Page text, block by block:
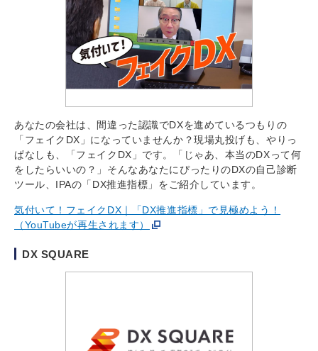
あなたの会社は、間違った認識でDXを進めているつもりの
「フェイクDX」になっていませんか？現場丸投げも、やりっ
ぱなしも、「フェイクDX」です。「じゃあ、本当のDXって何
をしたらいいの？」そんなあなたにぴったりのDXの自己診断
ツール、IPAの「DX推進指標」をご紹介しています。
気付いて！フェイクDX｜「DX推進指標」で見極めよう！
（YouTubeが再生されます）
DX SQUARE